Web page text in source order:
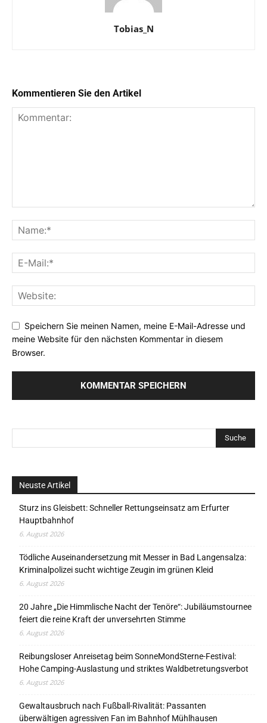
Tobias_N
Kommentieren Sie den Artikel
Speichern Sie meinen Namen, meine E-Mail-Adresse und
meine Website für den nächsten Kommentar in diesem
Browser.
Neuste Artikel
Sturz ins Gleisbett: Schneller Rettungseinsatz am Erfurter
Hauptbahnhof
6. August 2026
Tödliche Auseinandersetzung mit Messer in Bad Langensalza:
Kriminalpolizei sucht wichtige Zeugin im grünen Kleid
6. August 2026
20 Jahre „Die Himmlische Nacht der Tenöre“: Jubiläumstournee
feiert die reine Kraft der unversehrten Stimme
6. August 2026
Reibungsloser Anreisetag beim SonneMondSterne-Festival:
Hohe Camping-Auslastung und striktes Waldbetretungsverbot
6. August 2026
Gewaltausbruch nach Fußball-Rivalität: Passanten
überwältigen agressiven Fan im Bahnhof Mühlhausen